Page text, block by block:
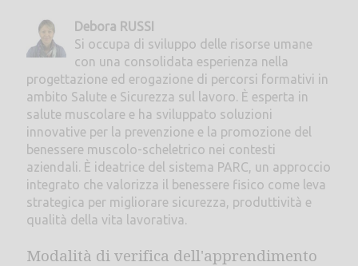
Debora RUSSI
Si occupa di sviluppo delle risorse umane
con una consolidata esperienza nella
progettazione ed erogazione di percorsi formativi in
ambito Salute e Sicurezza sul lavoro. È esperta in
salute muscolare e ha sviluppato soluzioni
innovative per la prevenzione e la promozione del
benessere muscolo-scheletrico nei contesti
aziendali. È ideatrice del sistema PARC, un approccio
integrato che valorizza il benessere fisico come leva
strategica per migliorare sicurezza, produttività e
qualità della vita lavorativa.
Modalità di verifica dell'apprendimento